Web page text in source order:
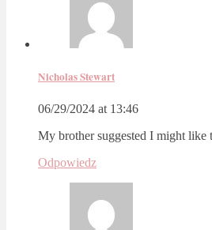
Nicholas Stewart
06/29/2024 at 13:46
My brother suggested I might
Odpowiedz